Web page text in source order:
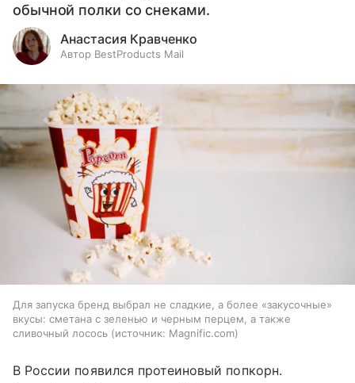
обычной полки со снеками.
Анастасия Кравченко
Автор BestProducts Mail
Для запуска бренд выбрал не сладкие, а более «закусочные»
вкусы: сметана с зеленью и черным перцем, а также
сливочный лосось
источник: Magnific.com
В России появился протеиновый попкорн.